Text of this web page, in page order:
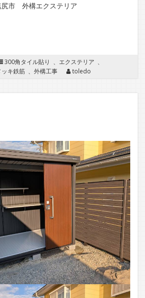
市 外構エクステリア
300角タイル貼り 、 エクステリア 、
ッキ鉄筋 、 外構工事 toledo